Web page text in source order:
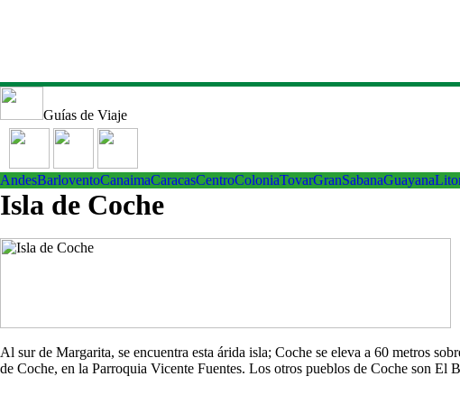
Guías de Viaje
AndesBarloventoCanaimaCaracasCentroColoniaTovarGranSabanaGuayana
Isla de Coche
Al sur de Margarita, se encuentra esta árida isla; Coche se eleva a 60 metros
de Coche, en la Parroquia Vicente Fuentes. Los otros pueblos de Coche son